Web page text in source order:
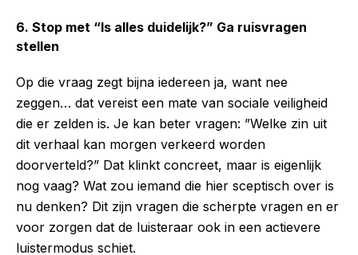
6. Stop met “Is alles duidelijk?” Ga ruisvragen
stellen
Op die vraag zegt bijna iedereen ja, want nee
zeggen… dat vereist een mate van sociale veiligheid
die er zelden is. Je kan beter vragen: ”Welke zin uit
dit verhaal kan morgen verkeerd worden
doorverteld?” Dat klinkt concreet, maar is eigenlijk
nog vaag? Wat zou iemand die hier sceptisch over is
nu denken? Dit zijn vragen die scherpte vragen en er
voor zorgen dat de luisteraar ook in een actievere
luistermodus schiet.